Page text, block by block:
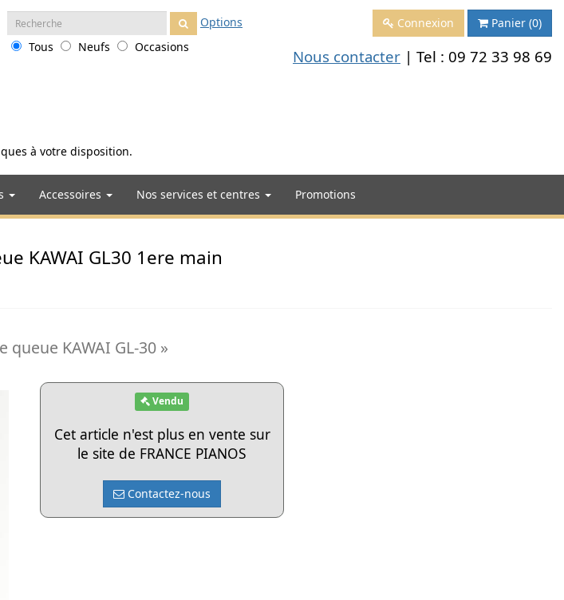
à votre disposition.
Recherche
:
Options
Tous
Neufs Occasions
Connexion Panier (0)
Nous contacter | Tel : 09 72 33 98 69
Accessoires Nos services et centres Promotions
KAWAI GL30 1ere main
queue KAWAI GL-30 »
Vendu
Cet article n'est plus en vente sur
le site de FRANCE PIANOS
Contactez-nous